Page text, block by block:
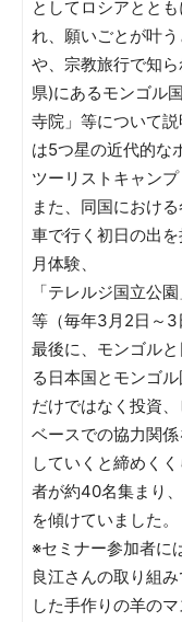
としてロシアとと
れ、願いごとが叶う
や、宗教旅行で知
県)にあるモンゴル
寺院」等について
は5つ星の近代的な
ツーリストキャン
また、同国におけ
車で行く初日の出
月体験、
「テレルジ国立公
等（毎年3月2日～3
最後に、モンゴル
る日本国とモンゴ
だけではなく投資
ベースでの協力関
していくと締めく
者が約40名集まり
を傾けていました。
※セミナー参加者に
良江さんの取り組
した手作りの羊の